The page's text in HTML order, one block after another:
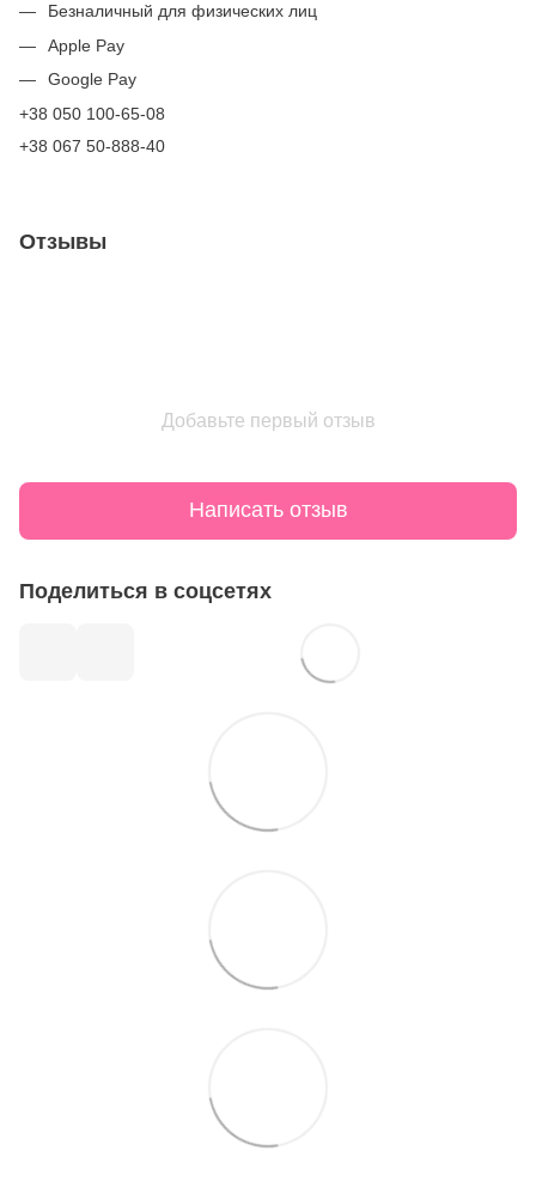
Безналичный для физических лиц
Apple Pay
Google Pay
+38 050 100-65-08
+38 067 50-888-40
Отзывы
Добавьте первый отзыв
Написать отзыв
Поделиться в соцсетях